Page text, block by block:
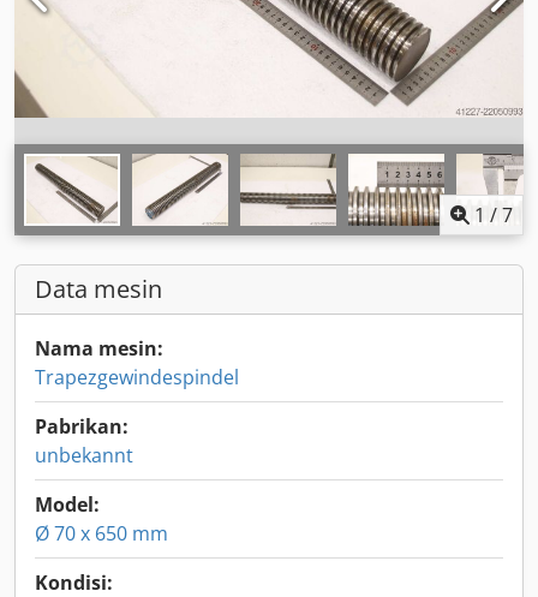
1 /7
Data mesin
Nama mesin:
Trapezgewindespindel
Pabrikan:
unbekannt
Model:
Ø 70 x 650 mm
Kondisi: